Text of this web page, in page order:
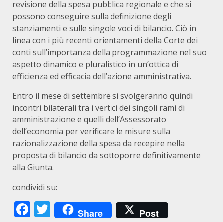
revisione della spesa pubblica regionale e che si
possono conseguire sulla definizione degli
stanziamenti e sulle singole voci di bilancio. Ciò in
linea con i più recenti orientamenti della Corte dei
conti sull’importanza della programmazione nel suo
aspetto dinamico e pluralistico in un’ottica di
efficienza ed efficacia dell’azione amministrativa.
Entro il mese di settembre si svolgeranno quindi
incontri bilaterali tra i vertici dei singoli rami di
amministrazione e quelli dell’Assessorato
dell’economia per verificare le misure sulla
razionalizzazione della spesa da recepire nella
proposta di bilancio da sottoporre definitivamente
alla Giunta.
condividi su:
Facebook
Twitter
Share Post